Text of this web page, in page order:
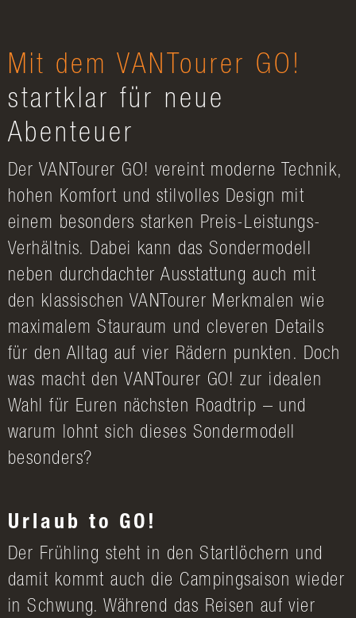
Mit dem VANTourer GO!
startklar für neue
Abenteuer
Der VANTourer GO! vereint moderne Technik,
hohen Komfort und stilvolles Design mit
einem besonders starken Preis-Leistungs-
Verhältnis. Dabei kann das Sondermodell
neben durchdachter Ausstattung auch mit
den klassischen VANTourer Merkmalen wie
maximalem Stauraum und cleveren Details
für den Alltag auf vier Rädern punkten. Doch
was macht den VANTourer GO! zur idealen
Wahl für Euren nächsten Roadtrip – und
warum lohnt sich dieses Sondermodell
besonders?
Urlaub to GO!
Der Frühling steht in den Startlöchern und
damit kommt auch die Campingsaison wieder
in Schwung. Während das Reisen auf vier